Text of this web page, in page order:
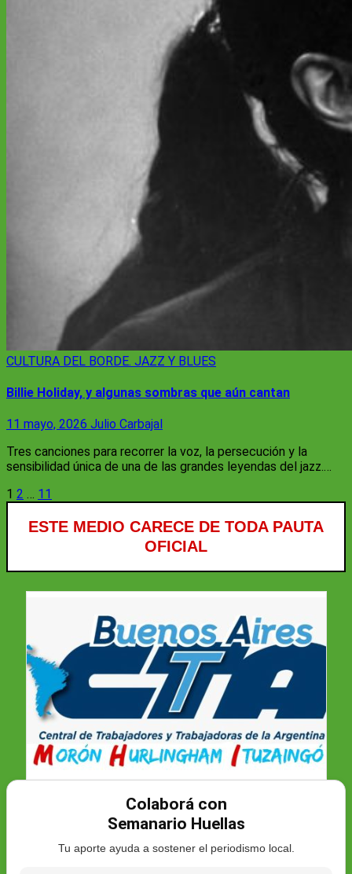
CULTURA DEL BORDE. JAZZ Y BLUES
Billie Holiday, y algunas sombras que aún cantan
11 mayo, 2026 Julio Carbajal
Tres canciones para recorrer la voz, la persecución y la
sensibilidad única de una de las grandes leyendas del jazz.…
Paginación
1 2 … 11
ESTE MEDIO CARECE DE TODA PAUTA
OFICIAL
Colaborá con
Semanario Huellas
Tu aporte ayuda a sostener el periodismo local.